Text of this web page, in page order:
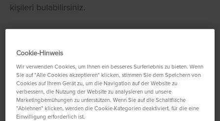
kişileri bulabilirsiniz.
Cookie-Hinweis
Wir verwenden Cookies, um Ihnen ein besseres Surferlebnis zu bieten. Wenn
Sie auf "Alle Cookies akzeptieren" klicken, stimmen Sie dem Speichern von
Cookies auf Ihrem Gerät zu, um die Navigation auf der Website zu
verbessern, die Nutzung der Website zu analysieren und unsere
Marketingbemühungen zu unterstützen. Wenn Sie auf die Schaltfläche
"Ablehnen" klicken, werden die Cookie-Kategorien deaktiviert, für die eine
Einwilligung erforderlich ist.